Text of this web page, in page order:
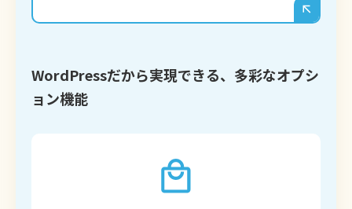
WordPressだから実現できる、多彩なオプシ
ョン機能